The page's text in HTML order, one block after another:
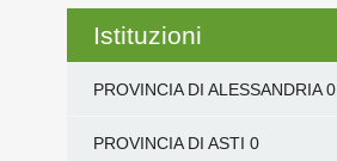
Istituzioni
PROVINCIA DI ALESSANDRIA0
PROVINCIA DI ASTI 0